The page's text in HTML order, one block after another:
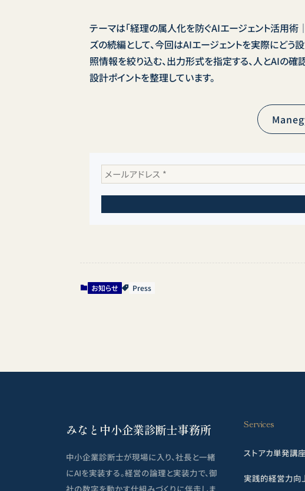
テーマは「経理の属人化を防ぐAIエージェント活用術
ズの続編として、今回はAIエージェントを実際にど
照情報を絞り込む、出力形式を指定する、人とAIの
設計ポイントを整理しています。
メ
ー
ル
ド
お知らせ Press
みなと中小企業診断士事務所
中小企業診断士が現場に入り、社長と一緒
にAIを実装する。経営の論理と実装力で、御
社の数字を動かす仕組みづくりに伴走しま
Services
ストアカ単発講座
実践的経営力向